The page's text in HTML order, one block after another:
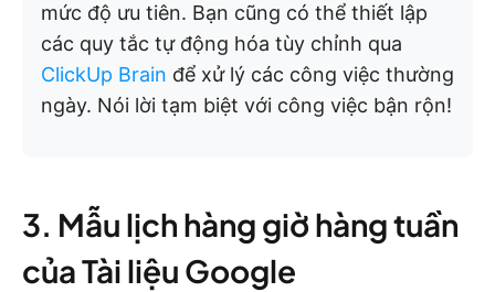
mức độ ưu tiên. Bạn cũng có thể thiết lập
các quy tắc tự động hóa tùy chỉnh qua
ClickUp Brain để xử lý các công việc thường
ngày. Nói lời tạm biệt với công việc bận rộn!
3. Mẫu lịch hàng giờ hàng tuần
của Tài liệu Google